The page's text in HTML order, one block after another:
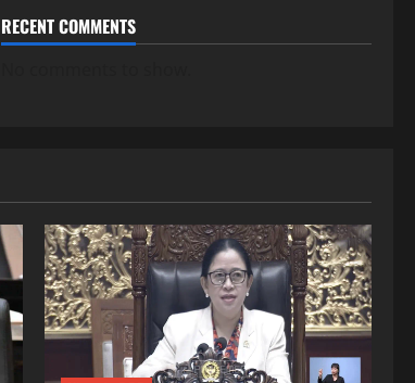
RECENT COMMENTS